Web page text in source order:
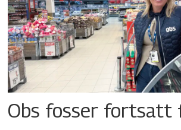
Obs fosser fortsatt